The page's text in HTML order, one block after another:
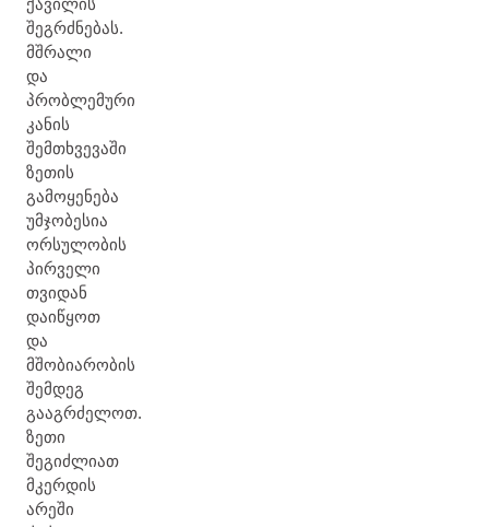
ქავილის
შეგრძნებას.
მშრალი
და
პრობლემური
კანის
შემთხვევაში
ზეთის
გამოყენება
უმჯობესია
ორსულობის
პირველი
თვიდან
დაიწყოთ
და
მშობიარობის
შემდეგ
გააგრძელოთ.
ზეთი
შეგიძლიათ
მკერდის
არეში